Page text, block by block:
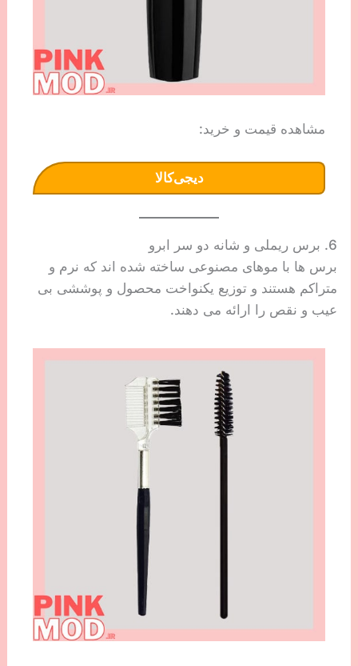
مشاهده قیمت و خرید:
دیجی‌کالا
6. برس ریملی و شانه دو سر ابرو
برس ها با موهای مصنوعی ساخته شده اند که نرم و
متراکم هستند و توزیع یکنواخت محصول و پوششی بی
عیب و نقص را ارائه می دهند.